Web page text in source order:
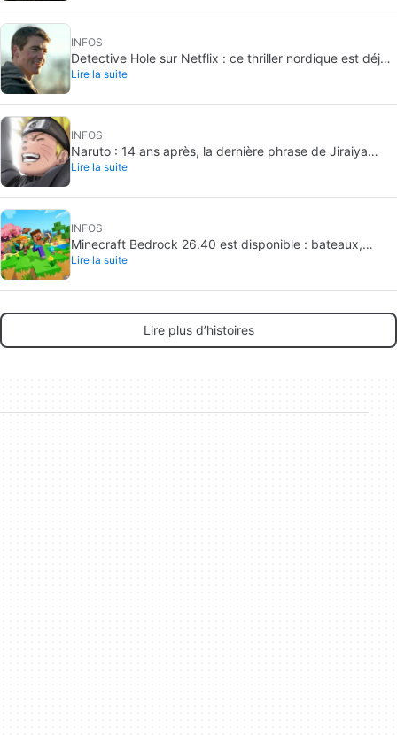
INFOS
Detective Hole sur Netflix : ce thriller nordique est déjà
numéro 1
Lire la suite
INFOS
Naruto : 14 ans après, la dernière phrase de Jiraiya
reste inoubliable
Lire la suite
INFOS
Minecraft Bedrock 26.40 est disponible : bateaux,
correctif Switch et biome expérimental
Lire la suite
Lire plus d’histoires